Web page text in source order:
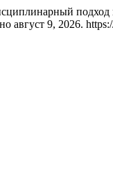
подход
август 9, 2026.